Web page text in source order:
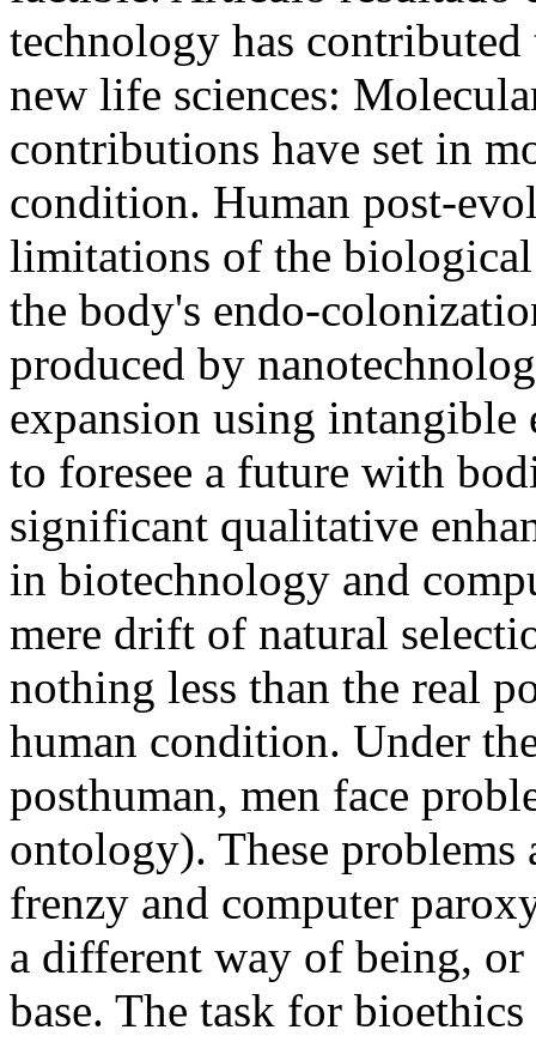
technology has
new life sciences:
contributions have set in
condition. Human post-
limitations of the
the body's endo-
produced by
expansion using
to foresee a future with
significant qualitative
in biotechnology and
mere drift of natural
nothing less than the real
human condition. Under
posthuman, men face
ontology). These
frenzy and computer
a different way of being,
base. The task for